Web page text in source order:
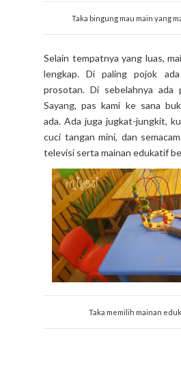
Taka bingung mau main yang
Selain tempatnya yang luas,
lengkap. Di paling pojok
prosotan. Di sebelahnya ada
Sayang, pas kami ke sana
ada. Ada juga jugkat-jungkit,
cuci tangan mini, dan
televisi serta mainan edukatif
Taka memilih mainan